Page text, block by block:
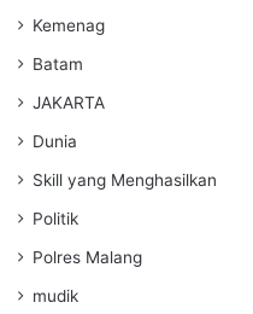
Kemenag
Batam
JAKARTA
Dunia
Skill yang Menghasilkan
Politik
Polres Malang
mudik